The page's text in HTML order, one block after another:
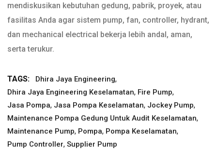
mendiskusikan kebutuhan gedung, pabrik, proyek, atau
fasilitas Anda agar sistem pump, fan, controller, hydrant,
dan mechanical electrical bekerja lebih andal, aman,
serta terukur.
TAGS: Dhira Jaya Engineering,
Dhira Jaya Engineering Keselamatan, Fire Pump,
Jasa Pompa, Jasa Pompa Keselamatan, Jockey Pump,
Maintenance Pompa Gedung Untuk Audit Keselamatan,
Maintenance Pump, Pompa, Pompa Keselamatan,
Pump Controller, Supplier Pump